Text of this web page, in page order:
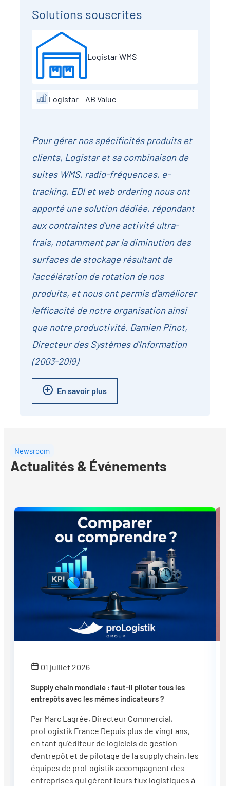
Solutions souscrites
Logistar WMS
Logistar – AB Value
Pour gérer nos spécificités produits et
clients, Logistar et sa combinaison de
suites WMS, radio-fréquences, e-
tracking, EDI et web ordering nous ont
apporté une solution dédiée, répondant
aux contraintes d'une activité ultra-
frais, notamment par la diminution des
surfaces de stockage résultant de
l'accélération de rotation de nos
produits, et nous ont permis d'améliorer
l'efficacité de notre organisation ainsi
que notre productivité. Damien Pinot,
Directeur des Systèmes d'Information
(2003-2019)
En savoir plus
Newsroom
Actualités & Événements
01 juillet 2026
Supply chain mondiale : faut-il piloter tous les
entrepôts avec les mêmes indicateurs ?
Par Marc Lagrée, Directeur Commercial,
proLogistik France Depuis plus de vingt ans,
en tant qu’éditeur de logiciels de gestion
d’entrepôt et de pilotage de la supply chain, les
équipes de proLogistik accompagnent des
entreprises qui gèrent leurs flux logistiques à